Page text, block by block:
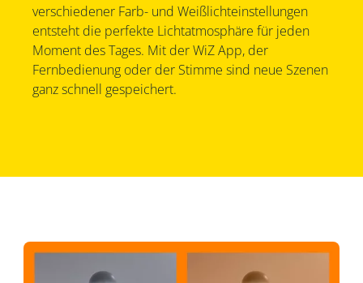
verschiedener Farb- und Weißlichteinstellungen
entsteht die perfekte Lichtatmosphäre für jeden
Moment des Tages. Mit der WiZ App, der
Fernbedienung oder der Stimme sind neue Szenen
ganz schnell gespeichert.